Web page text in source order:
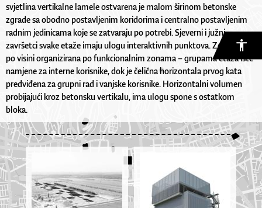
svjetlina vertikalne lamele ostvarena je malom širinom betonske
zgrade sa obodno postavljenim koridorima i centralno postavljenim
radnim jedinicama koje se zatvaraju po potrebi. Sjeverni i južni
završetci svake etaže imaju ulogu interaktivnih punktova. Zgrada je
po visini organizirana po funkcionalnim zonama – grupama etaža iste
namjene za interne korisnike, dok je čelična horizontala prvog kata
predviđena za grupni rad i vanjske korisnike. Horizontalni volumen
probijajući kroz betonsku vertikalu, ima ulogu spone s ostatkom
bloka.